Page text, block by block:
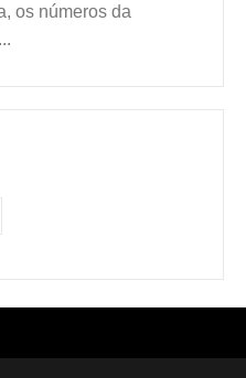
os números da